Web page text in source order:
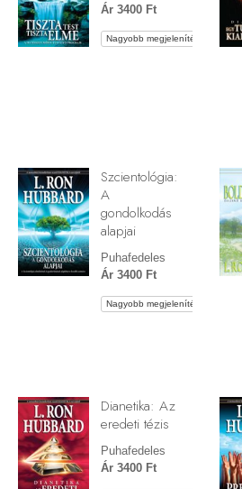
Ár 3400 Ft
Nagyobb megjelenítés
Szcientológia:
A
gondolkodás
alapjai
Puhafedeles
Ár 3400 Ft
Nagyobb megjelenítés
Dianetika: Az
eredeti tézis
Puhafedeles
Ár 3400 Ft